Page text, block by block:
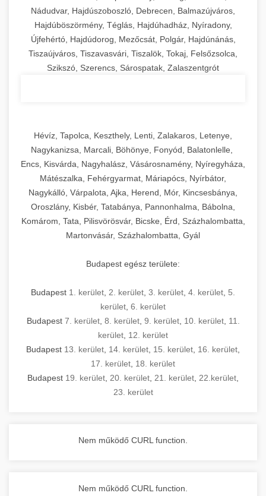
Nádudvar, Hajdúszoboszló, Debrecen, Balmazújváros,
Hajdúböszörmény, Téglás, Hajdúhadház, Nyíradony,
Újfehértó, Hajdúdorog, Mezőcsát, Polgár, Hajdúnánás,
Tiszaújváros, Tiszavasvári, Tiszalök, Tokaj, Felsőzsolca,
Szikszó, Szerencs, Sárospatak, Zalaszentgrót
Hévíz, Tapolca, Keszthely, Lenti, Zalakaros, Letenye,
Nagykanizsa, Marcali, Böhönye, Fonyód, Balatonlelle,
Encs, Kisvárda, Nagyhalász, Vásárosnamény, Nyíregyháza,
Mátészalka, Fehérgyarmat, Máriapócs, Nyírbátor,
Nagykálló, Várpalota, Ajka, Herend, Mór, Kincsesbánya,
Oroszlány, Kisbér, Tatabánya, Pannonhalma, Bábolna,
Komárom, Tata, Pilisvörösvár, Bicske, Érd, Százhalombatta,
Martonvásár, Százhalombatta, Gyál
Budapest egész területe:
Budapest 1. kerület 2. kerület 3. kerület 4. kerület 5.
kerület 6. kerület
Budapest 7. kerület, 8. kerület, 9. kerület, 10. kerület, 11.
kerület 12. kerület
Budapest 13. kerület 14. kerület 15. kerület 16. kerület
17. kerület 18. kerület
Budapest 19. kerület 20. kerület 21. kerület 22.kerület
23. kerület
Nem működő CURL function.
Nem működő CURL function.